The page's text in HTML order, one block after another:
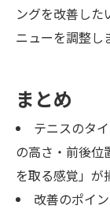
ングを改善した
ニューを調整し
まとめ
テニスのタ
の高さ・前後位
を取る感覚」が
改善のポイ